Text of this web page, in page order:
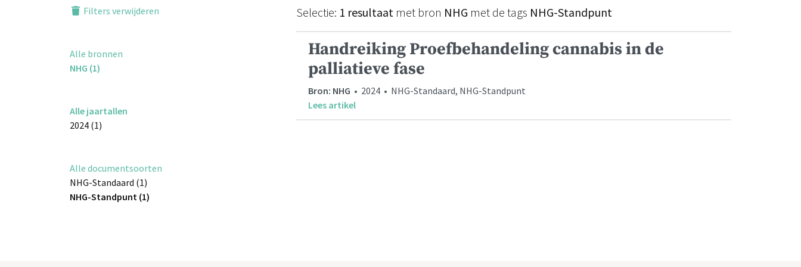
Filters verwijderen
Alle bronnen
NHG (1)
Alle jaartallen
2024 (1)
Alle documentsoorten
NHG-Standaard (1)
NHG-Standpunt (1)
Selectie: 1 resultaat met bron NHG met de tags NHG-Standpunt
Handreiking Proefbehandeling cannabis in de
palliatieve fase
Bron: NHG • 2024 • NHG-Standaard, NHG-Standpunt
Lees artikel